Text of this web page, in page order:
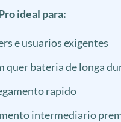
ideal para:
e usuarios exigentes
quer bateria de longa
rapido
intermediario